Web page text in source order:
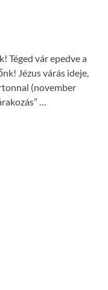
Téged vár epedve a
Jézus várás ideje,
(november
…